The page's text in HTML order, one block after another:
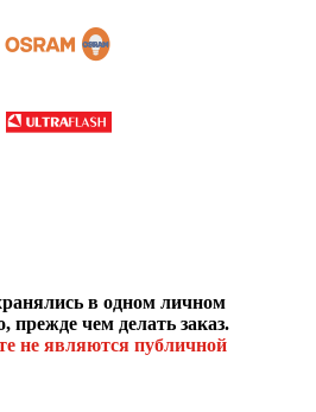
в одном личном
прежде чем делать заказ.
не являются публичной